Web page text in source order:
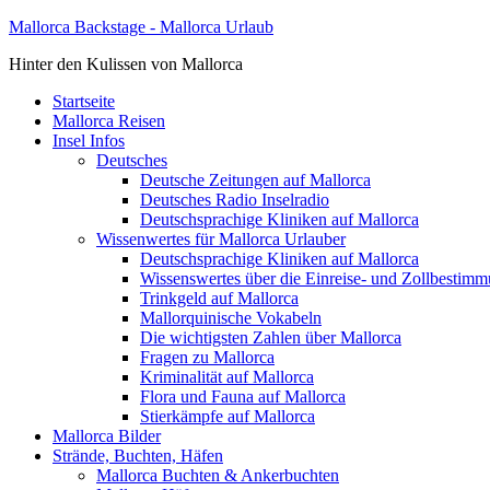
Mallorca Backstage - Mallorca Urlaub
Hinter den Kulissen von Mallorca
Startseite
Mallorca Reisen
Insel Infos
Deutsches
Deutsche Zeitungen auf Mallorca
Deutsches Radio Inselradio
Deutschsprachige Kliniken auf Mallorca
Wissenwertes für Mallorca Urlauber
Deutschsprachige Kliniken auf Mallorca
Wissenswertes über die Einreise- und
Trinkgeld auf Mallorca
Mallorquinische Vokabeln
Die wichtigsten Zahlen über Mallorca
Fragen zu Mallorca
Kriminalität auf Mallorca
Flora und Fauna auf Mallorca
Stierkämpfe auf Mallorca
Mallorca Bilder
Strände, Buchten, Häfen
Mallorca Buchten & Ankerbuchten